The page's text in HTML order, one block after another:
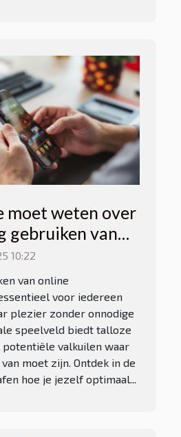
moet weten over
gebruiken van
10:22
van online
voor iedereen
plezier zonder onnodige
speelveld biedt talloze
potentiële valkuilen waar
moet zijn. Ontdek in de
hoe je jezelf optimaal...